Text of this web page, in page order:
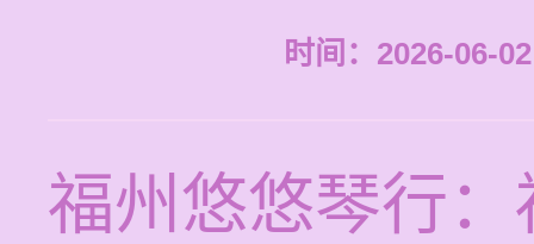
时间：2026-06-
福州悠悠琴行